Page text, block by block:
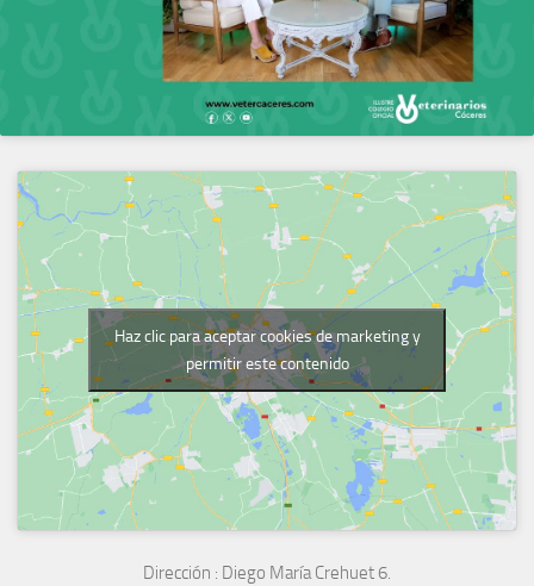
Haz clic para aceptar cookies de marketing y
permitir este contenido
Dirección : Diego María Crehuet 6.